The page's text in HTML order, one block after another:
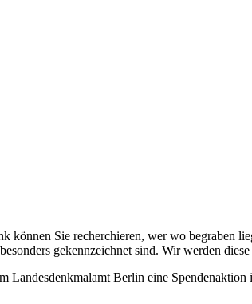
können Sie recherchieren, wer wo begraben
gekennzeichnet sind. Wir werden
Landesdenkmalamt Berlin eine